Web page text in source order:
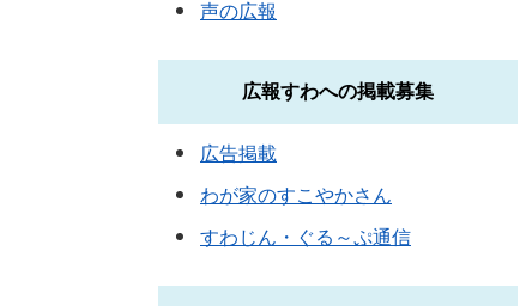
声の広報
広報すわへの掲載募集
広告掲載
わが家のすこやかさん
すわじん・ぐる～ぷ通信